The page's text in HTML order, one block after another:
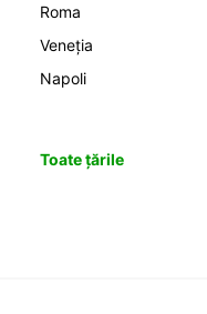
Roma
Veneția
Napoli
Toate țările